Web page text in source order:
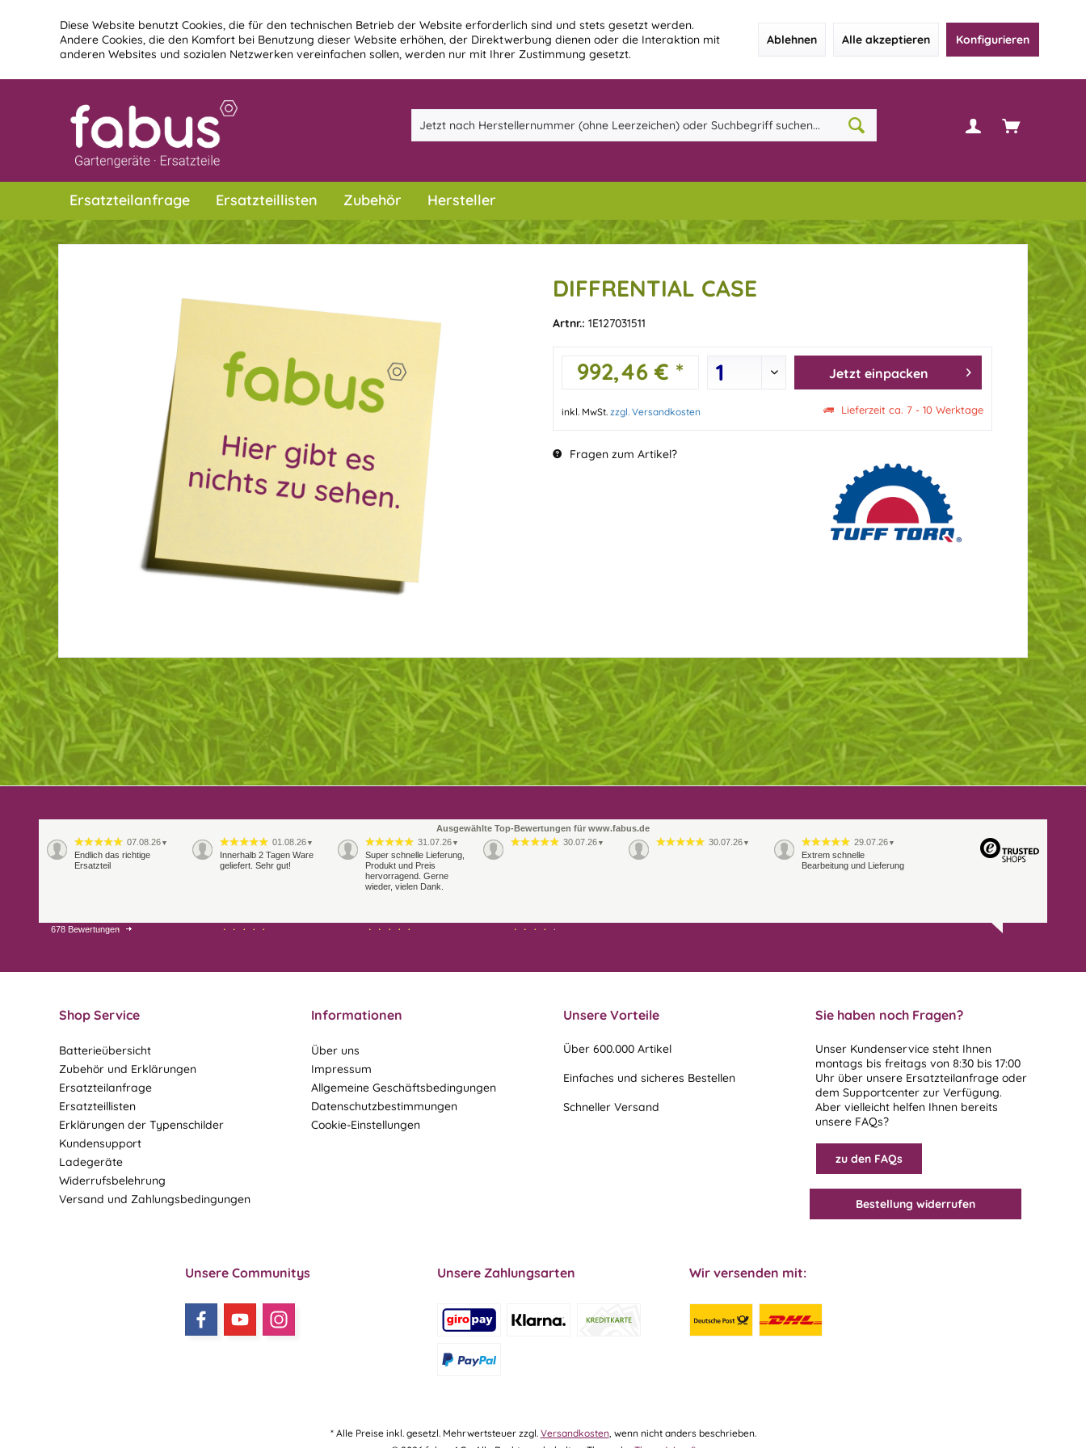
Diese Website benutzt Cookies, die für den technischen Betrieb der Website erforderlich sind und stets gesetzt werden.
Andere Cookies, die den Komfort bei Benutzung dieser Website erhöhen, der Direktwerbung dienen oder die Interaktion mit
anderen Websites und sozialen Netzwerken vereinfachen sollen, werden nur mit Ihrer Zustimmung gesetzt.
Ablehnen Alle akzeptieren Konfigurieren
Ersatzteilanfrage Ersatzteillisten Zubehör Hersteller
DIFFRENTIAL CASE
Artnr.: 1E127031511
992,46 € * Jetzt einpacken
inkl. MwSt. zzgl. Versandkosten Lieferzeit ca. 7 - 10 Werktage
Fragen zum Artikel?
Ausgewählte Top-Bewertungen für www.fabus.de
07.08.26 ▼
Endlich das richtige
Ersatzteil
01.08.26 ▼
Innerhalb 2 Tagen Ware
geliefert. Sehr gut!
31.07.26 ▼
Super schnelle Lieferung,
Produkt und Preis
hervorragend. Gerne
wieder, vielen Dank.
30.07.26 ▼ 30.07.26 ▼ 29.07.26 ▼
Extrem schnelle
Bearbeitung und Lieferung
28.07.26
678 Bewertungen
Shop Service
Batterieübersicht
Zubehör und Erklärungen
Ersatzteilanfrage
Ersatzteillisten
Erklärungen der Typenschilder
Kundensupport
Ladegeräte
Widerrufsbelehrung
Versand und Zahlungsbedingungen
Informationen
Über uns
Impressum
Allgemeine Geschäftsbedingungen
Datenschutzbestimmungen
Cookie-Einstellungen
Unsere Vorteile
Über 600.000 Artikel
Einfaches und sicheres Bestellen
Schneller Versand
Sie haben noch Fragen?
Unser Kundenservice steht Ihnen
montags bis freitags von 8:30 bis 17:00
Uhr über unsere Ersatzteilanfrage oder
dem Supportcenter zur Verfügung.
Aber vielleicht helfen Ihnen bereits
unsere FAQs?
zu den FAQs
Bestellung widerrufen
Unsere Communitys Unsere Zahlungsarten Wir versenden mit:
* Alle Preise inkl. gesetzl. Mehrwertsteuer zzgl. Versandkosten, wenn nicht anders beschrieben.